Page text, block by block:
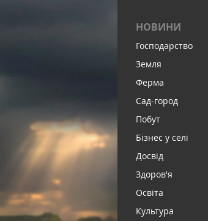
НОВИНИ
Господарство
Земля
Ферма
Сад-город
Побут
Бізнес у селі
Досвід
Здоров'я
Освіта
Культура